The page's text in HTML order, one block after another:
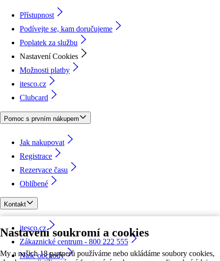
Nastavení soukromí a cookies
My a našich 18 partnerů používáme nebo ukládáme soubory cookies,
Přístupnost
Podívejte se, kam doručujeme
Poplatek za službu
Nastavení Cookies
Možnosti platby
itesco.cz
Clubcard
Pomoc s prvním nákupem
Jak nakupovat
Registrace
Rezervace času
Oblíbené
Kontakt
itesco.cz
Zákaznické centrum - 800 222 555
Naše obchody